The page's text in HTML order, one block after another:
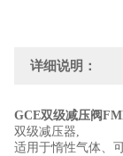
详细说明：
GCE双级减压阀
双级减压器,
适用于惰性气体、